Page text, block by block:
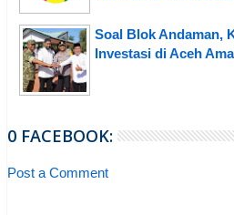
Soal Blok Andaman,
Investasi di Aceh
0 FACEBOOK:
Post a Comment